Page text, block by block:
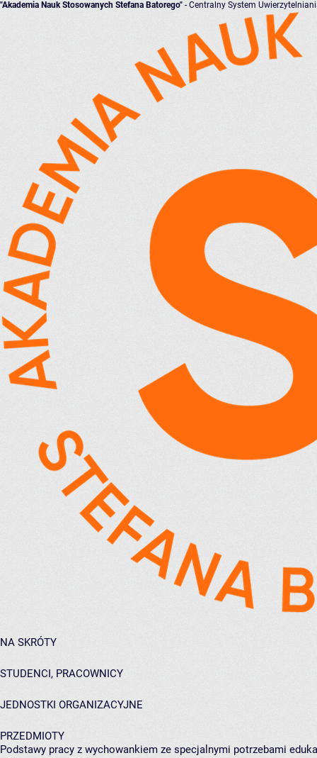
"Akademia Nauk Stosowanych Stefana Batorego" - Centralny System
NA SKRÓTY
STUDENCI, PRACOWNICY
JEDNOSTKI ORGANIZACYJNE
PRZEDMIOTY
Podstawy pracy z wychowankiem ze specjalnymi potrzebami